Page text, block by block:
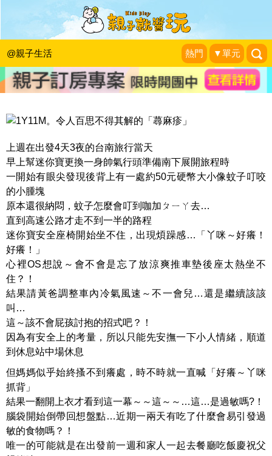
@親子生活 熱門 ▼單元
小兒長疹輕忽不得！令人百思不得其解
的蕁麻疹
Smile Life 維媽育兒生活|2015-08-24
上週在出發4天3夜的台南旅行當天
早上幫迷你寶更換一身帥氣行頭準備南下展開旅程時
一開始有眼尖發現後背上有一處約50元硬幣大小像蚊子叮咬
的小腫塊
原本還很納悶，蚊子怎麼會叮到咖加ㄆㄧㄚ去…
直到高速公路才走不到一半的路程
迷你寶安全座椅開始坐不住，出現煩躁感…「丫咪～好癢！
好癢！」
心裡OS想說～會不會是忘了放涼爽推車墊後座太熱坐不
住？！
結果請黃爸調整車內冷氣風速～不一會兒…還是繼續該該
叫…
這～該不會屁孩討抱的招式吧？！
因為有安全上的考量，所以只能先安撫一下小人情緒，順道
到休息站中場休息
但媽媽似乎始終搔不到癢處，時不時就一直喊「好癢～丫咪
抓背」
結果一翻開上衣才看到這一幕～～這～～…這…是過敏嗎?！
腦袋開始倒帶回想盤點…近期一兩天有吃了什麼會易引發過
敏的食物嗎？！
唯一的可能就是在出發前一週和家人一起去餐廳吃飯慶祝父